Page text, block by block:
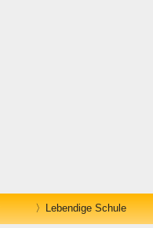
Lebendige Schule